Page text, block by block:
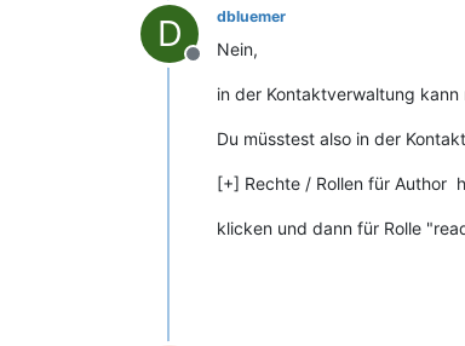
D
Offline
dbluemer
Nein,
in der Kontaktverwaltung
Du müsstest also in der
[+] Rechte / Rollen für Author
klicken und dann für Rolle